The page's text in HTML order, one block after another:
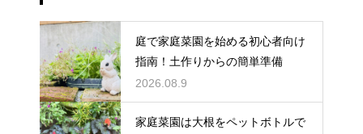
庭で家庭菜園を始める初心者向け
指南！土作りからの簡単準備
2026.08.9
家庭菜園は大根をペットボトルで